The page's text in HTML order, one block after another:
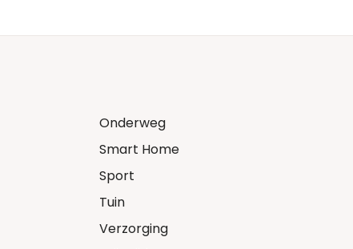
Onderweg
Smart Home
Sport
Tuin
Verzorging